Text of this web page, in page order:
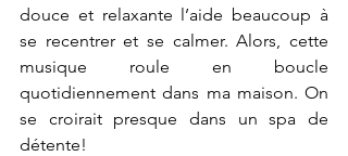
douce et relaxante l’aide beaucoup à
se recentrer et se calmer. Alors, cette
musique roule en boucle
quotidiennement dans ma maison. On
se croirait presque dans un spa de
détente!